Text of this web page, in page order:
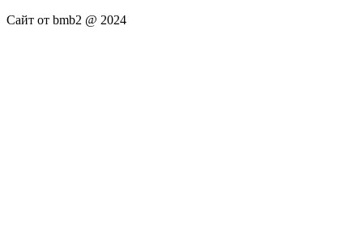
Сайт от bmb2 @ 2024